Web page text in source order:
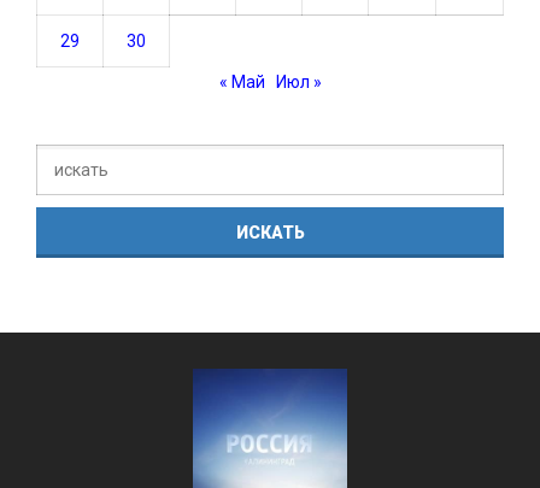
29 30
« Май Июл »